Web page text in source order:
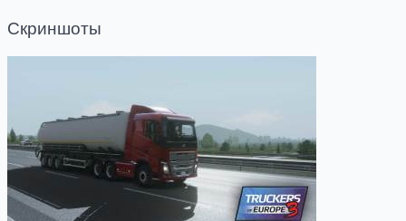
Скриншоты